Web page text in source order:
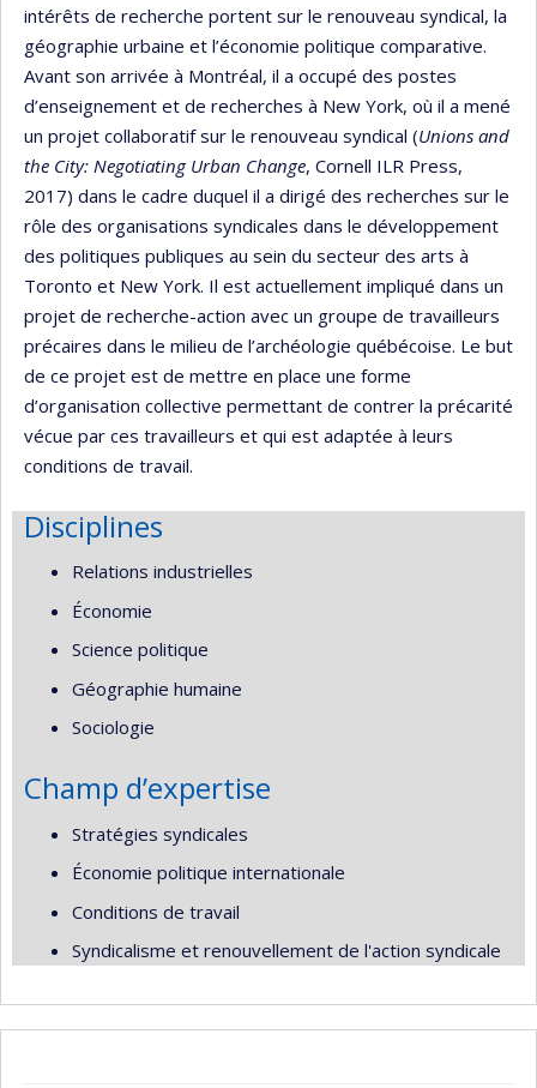
intérêts de recherche portent sur le renouveau syndical, la
géographie urbaine et l’économie politique comparative.
Avant son arrivée à Montréal, il a occupé des postes
d’enseignement et de recherches à New York, où il a mené
un projet collaboratif sur le renouveau syndical (Unions and
the City: Negotiating Urban Change, Cornell ILR Press,
2017) dans le cadre duquel il a dirigé des recherches sur le
rôle des organisations syndicales dans le développement
des politiques publiques au sein du secteur des arts à
Toronto et New York. Il est actuellement impliqué dans un
projet de recherche-action avec un groupe de travailleurs
précaires dans le milieu de l’archéologie québécoise. Le but
de ce projet est de mettre en place une forme
d’organisation collective permettant de contrer la précarité
vécue par ces travailleurs et qui est adaptée à leurs
conditions de travail.
Disciplines
Relations industrielles
Économie
Science politique
Géographie humaine
Sociologie
Champ d’expertise
Stratégies syndicales
Économie politique internationale
Conditions de travail
Syndicalisme et renouvellement de l'action syndicale